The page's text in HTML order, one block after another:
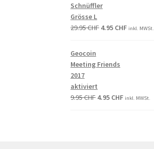
Schnüffler
Grösse L
29.95CHF 4.95 CHF inkl. MWSt.
Geocoin
Meeting Friends
2017
aktiviert
9.95CHF 4.95 CHF inkl. MWSt.